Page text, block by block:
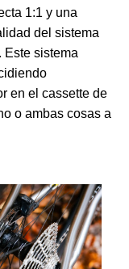
1:1 y una
del sistema
Este sistema
en el cassette de
o ambas cosas a